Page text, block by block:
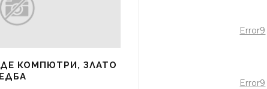
КОМПЮТРИ, ЗЛАТО
Error9
Error9